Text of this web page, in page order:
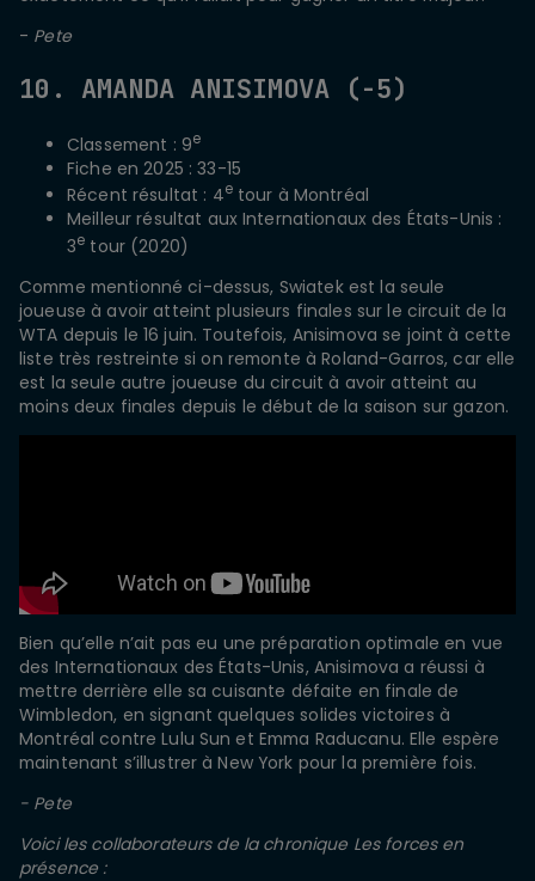
- Pete
10. AMANDA ANISIMOVA (-5)
Classement : 9e
Fiche en 2025 : 33-15
Récent résultat : 4etour à Montréal
Meilleur résultat aux Internationaux des États-Unis :
3e tour (2020)
Comme mentionné ci-dessus, Swiatek est la seule
joueuse à avoir atteint plusieurs finales sur le circuit de la
WTA depuis le 16 juin. Toutefois, Anisimova se joint à cette
liste très restreinte si on remonte à Roland-Garros, car elle
est la seule autre joueuse du circuit à avoir atteint au
moins deux finales depuis le début de la saison sur gazon.
Bien qu’elle n’ait pas eu une préparation optimale en vue
des Internationaux des États-Unis, Anisimova a réussi à
mettre derrière elle sa cuisante défaite en finale de
Wimbledon, en signant quelques solides victoires à
Montréal contre Lulu Sun et Emma Raducanu. Elle espère
maintenant s’illustrer à New York pour la première fois.
- Pete
Voici les collaborateurs de la chronique Les forces en
présence :